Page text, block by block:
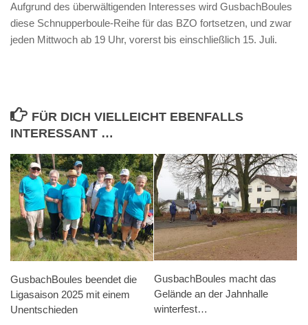
Aufgrund des überwältigenden Interesses wird GusbachBoules
diese Schnupperboule-Reihe für das BZO fortsetzen, und zwar
jeden Mittwoch ab 19 Uhr, vorerst bis einschließlich 15. Juli.
FÜR DICH VIELLEICHT EBENFALLS
INTERESSANT …
GusbachBoules beendet die
Ligasaison 2025 mit einem
Unentschieden
GusbachBoules macht das
Gelände an der Jahnhalle
winterfest…